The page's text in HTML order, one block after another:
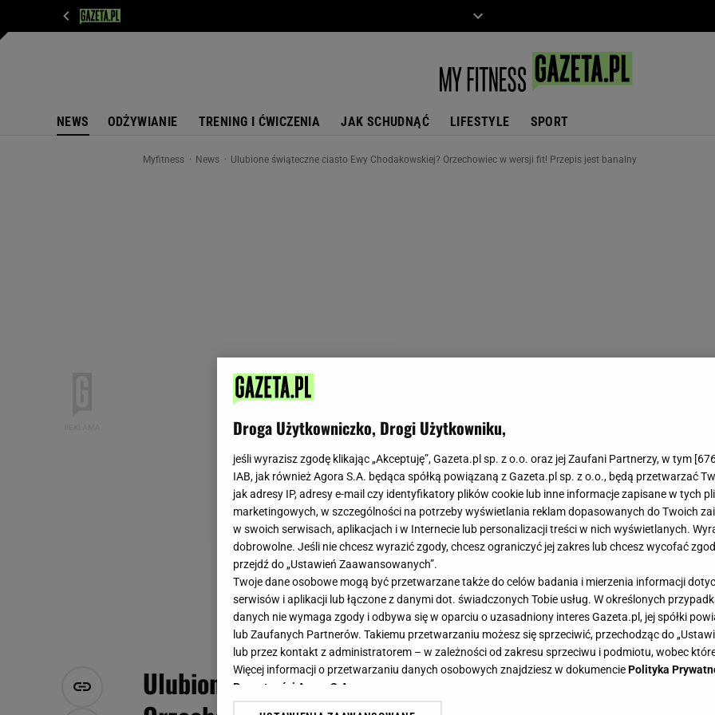
NEWS ODŻYWIANIE TRENING I ĆWICZENIA JAK SCHUDNĄĆ LIFESTYLE SPORT
Myfitness News Ulubione świąteczne ciasto Ewy Chodakowskiej? Orzechowiec w wersji fit! Przepis jest banalny
Ulubione świąteczne ciasto Ewy Chodakowskiej?
Droga Użytkowniczko, Drogi Użytkowniku,
jeśli wyrazisz zgodę klikając „Akceptuję”, Gazeta.pl sp. z o.o. oraz jej Zaufani Partnerzy, w tym [
IAB, jak również Agora S.A. będąca spółką powiązaną z Gazeta.pl sp. z o.o., będą przetwarzać
jak adresy IP, adresy e-mail czy identyfikatory plików cookie lub inne informacje zapisane w tych
marketingowych, w szczególności na potrzeby wyświetlania reklam dopasowanych do Twoich
w swoich serwisach, aplikacjach i w Internecie lub personalizacji treści w nich wyświetlanych.
dobrowolne. Jeśli nie chcesz wyrazić zgody, chcesz ograniczyć jej zakres lub chcesz wycofać
przejdź do „Ustawień Zaawansowanych”.
Twoje dane osobowe mogą być przetwarzane także do celów badania i mierzenia informacji
serwisów i aplikacji lub łączone z danymi dot. świadczonych Tobie usług. W określonych
danych nie wymaga zgody i odbywa się w oparciu o uzasadniony interes Gazeta.pl, jej spółki
lub Zaufanych Partnerów. Takiemu przetwarzaniu możesz się sprzeciwić, przechodząc do
lub przez kontakt z administratorem – w zależności od zakresu sprzeciwu i podmiotu, wobec
Więcej informacji o przetwarzaniu danych osobowych znajdziesz w dokumenciePolityka
Prywatności Agora S.A.